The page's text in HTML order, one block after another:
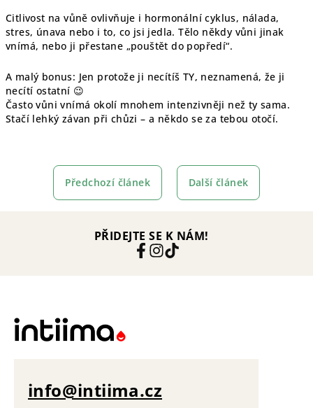
Citlivost na vůně ovlivňuje i hormonální cyklus, nálada,
stres, únava nebo i to, co jsi jedla. Tělo někdy vůni jinak
vnímá, nebo ji přestane „pouštět do popředí“.
A malý bonus: Jen protože ji necítíš TY, neznamená, že ji
necítí ostatní 😉
Často vůni vnímá okolí mnohem intenzivněji než ty sama.
Stačí lehký závan při chůzi – a někdo se za tebou otočí.
Předchozí článek Další článek
PŘIDEJTE SE K NÁM!
info@intiima.cz